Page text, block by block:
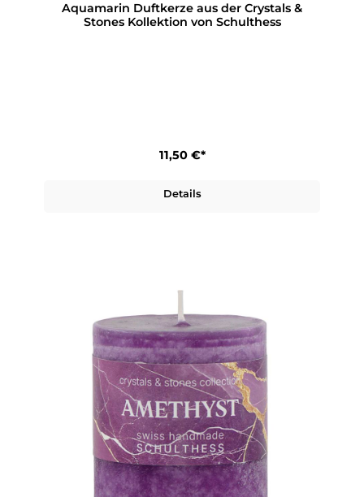
Aquamarin Duftkerze aus der Crystals &
Stones Kollektion von Schulthess
11,50 €*
Details